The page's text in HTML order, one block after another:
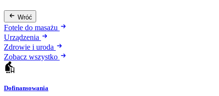
Wróć
Fotele do masażu
Urządzenia
Zdrowie i uroda
Zobacz wszystko
Dofinansowania